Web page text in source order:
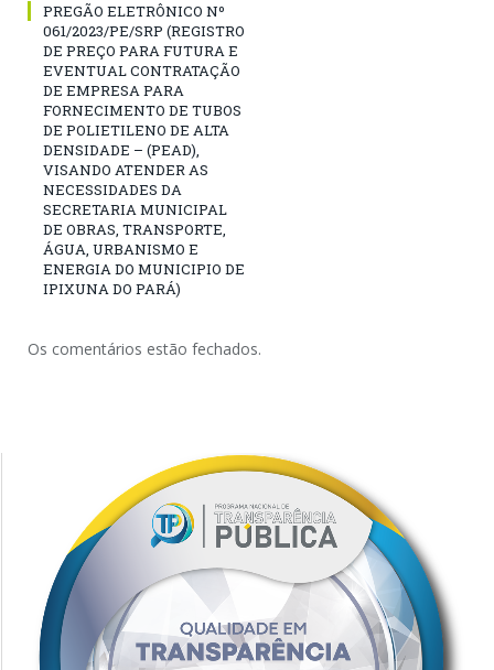
PREGÃO ELETRÔNICO Nº
061/2023/PE/SRP (REGISTRO
DE PREÇO PARA FUTURA E
EVENTUAL CONTRATAÇÃO
DE EMPRESA PARA
FORNECIMENTO DE TUBOS
DE POLIETILENO DE ALTA
DENSIDADE – (PEAD),
VISANDO ATENDER AS
NECESSIDADES DA
SECRETARIA MUNICIPAL
DE OBRAS, TRANSPORTE,
ÁGUA, URBANISMO E
ENERGIA DO MUNICIPIO DE
IPIXUNA DO PARÁ)
Os comentários estão fechados.